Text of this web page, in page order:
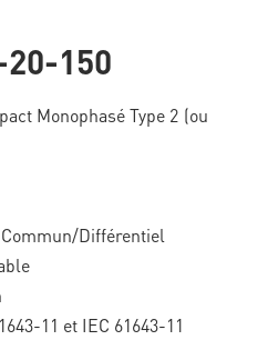
20-150
Monophasé Type 2 (ou
Différentiel
11 et IEC 61643-11